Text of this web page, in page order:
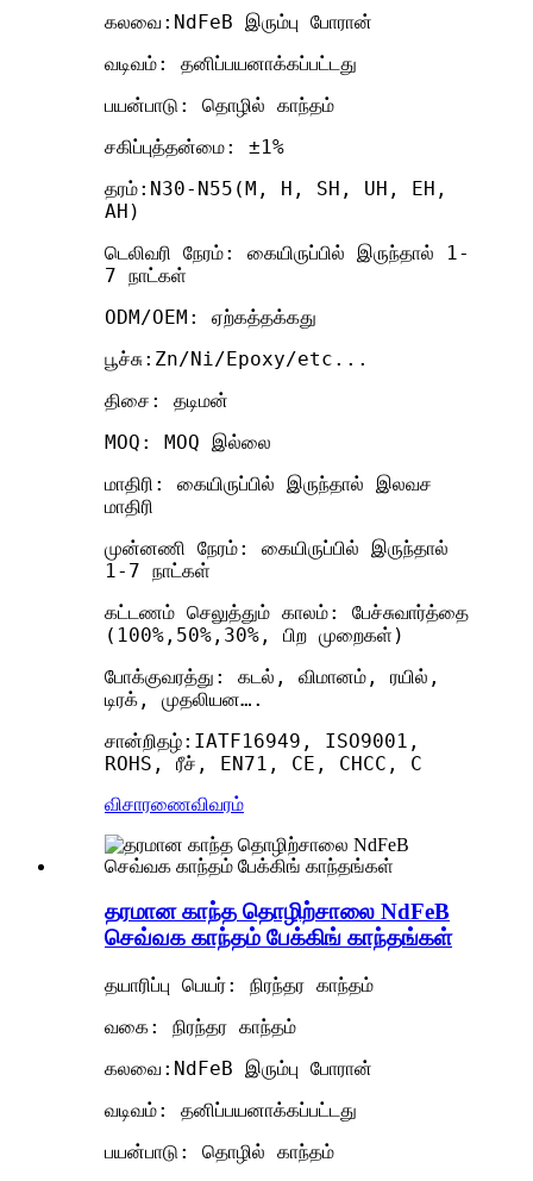
கலவை:NdFeB இரும்பு போரான்
வடிவம்: தனிப்பயனாக்கப்பட்டது
பயன்பாடு: தொழில் காந்தம்
சகிப்புத்தன்மை: ±1%
தரம்:N30-N55(M, H, SH, UH, EH,
AH)
டெலிவரி நேரம்: கையிருப்பில் இருந்தால் 1-
7 நாட்கள்
ODM/OEM: ஏற்கத்தக்கது
பூச்சு:Zn/Ni/Epoxy/etc...
திசை: தடிமன்
MOQ: MOQ இல்லை
மாதிரி: கையிருப்பில் இருந்தால் இலவச
மாதிரி
முன்னணி நேரம்: கையிருப்பில் இருந்தால்
1-7 நாட்கள்
கட்டணம் செலுத்தும் காலம்: பேச்சுவார்த்தை
(100%,50%,30%, பிற முறைகள்)
போக்குவரத்து: கடல், விமானம், ரயில்,
டிரக், முதலியன….
சான்றிதழ்:IATF16949, ISO9001,
ROHS, ரீச், EN71, CE, CHCC, C
விசாரணைவிவரம்
தரமான காந்த தொழிற்சாலை NdFeB
செவ்வக காந்தம் பேக்கிங் காந்தங்கள்
தயாரிப்பு பெயர்: நிரந்தர காந்தம்
வகை: நிரந்தர காந்தம்
கலவை:NdFeB இரும்பு போரான்
வடிவம்: தனிப்பயனாக்கப்பட்டது
பயன்பாடு: தொழில் காந்தம்